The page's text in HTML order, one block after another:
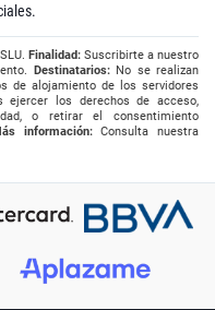
Finalidad:Suscribirte a nuestro
Destinatarios:No se realizan
de alojamiento de los servidores
ejercer los derechos de acceso,
o retirar el consentimiento
información:Consulta nuestra